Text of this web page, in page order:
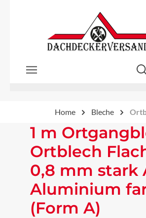
Zum Hauptinhalt springen
Home Bleche
1 m
Ortblech
0,8 mm stark
Aluminium
(Form A)